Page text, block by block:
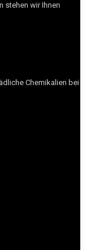
stehen wir Ihnen
Chemikalien bei